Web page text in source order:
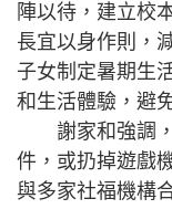
陣以待，建立校
長宜以身作則，
子女制定暑期生
和生活體驗，避
謝家和強調，
件，或扔掉遊戲
與多家社福機構